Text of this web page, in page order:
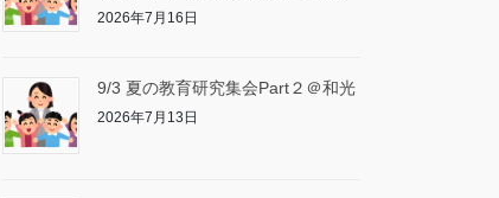
2026年7月16日
9/3 夏の教育研究集会Part２＠和光
2026年7月13日